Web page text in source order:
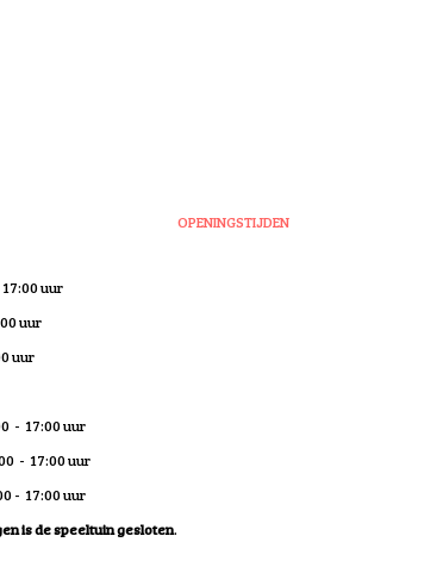
OPENINGSTIJDEN
uur
uur
uur
- 17:00 uur
- 17:00 uur
- 17:00 uur
is de speeltuin gesloten.